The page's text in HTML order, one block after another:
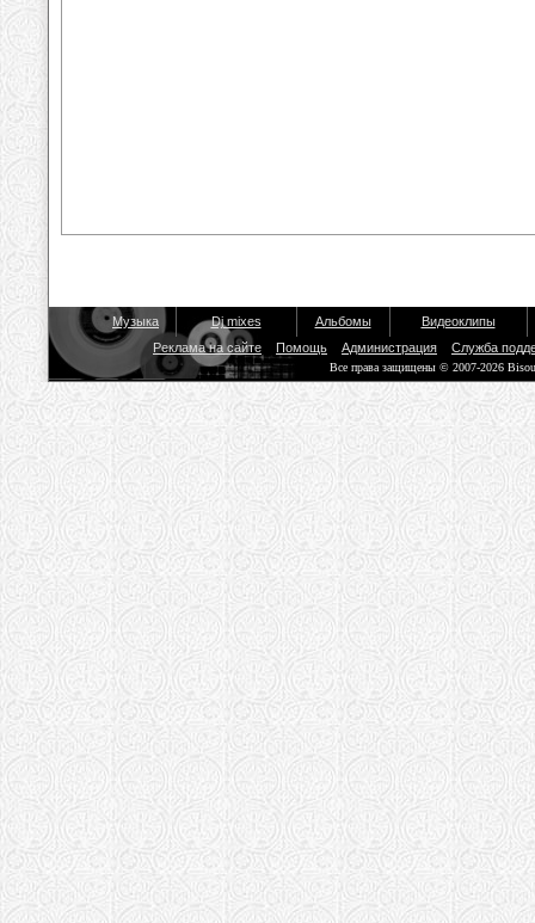
Музыка Dj mixes Альбомы
Видеоклипы
Реклама на сайте
Помощь Администрация Служба
Все права защищены © 2007-2026